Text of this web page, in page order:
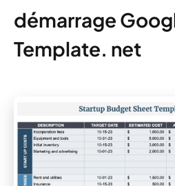
démarrage
Template. net